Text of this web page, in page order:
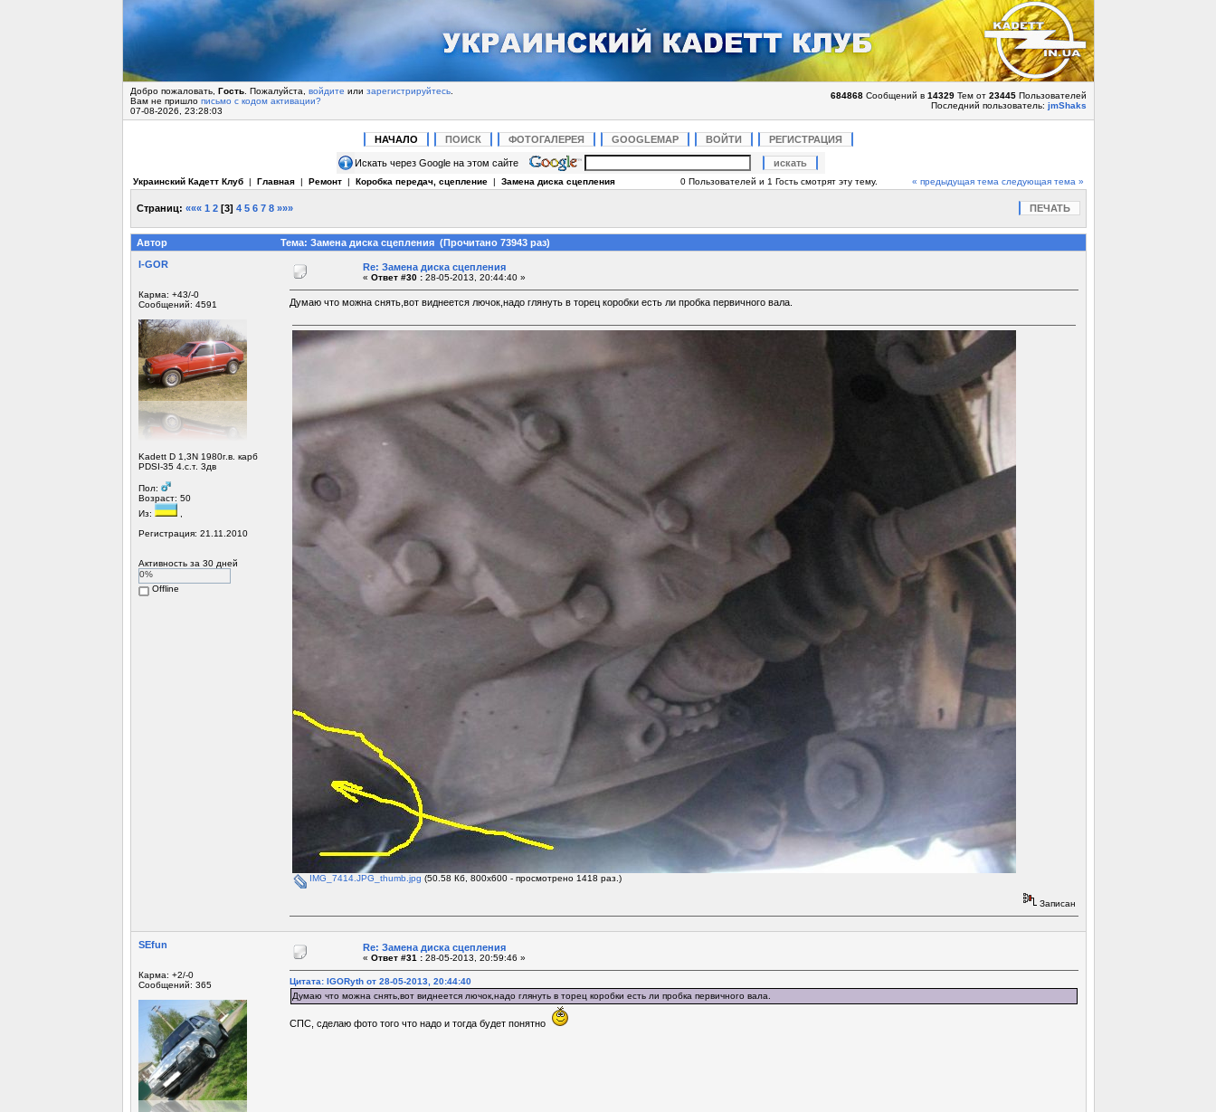
Добро пожаловать, Гость. Пожалуйста, войдите или зарегистрируйтесь.
Вам не пришло письмо с кодом активации?
07-08-2026, 23:28:03
684868Сообщений в 14329Тем от 23445Пользователей
Последний пользователь: jmShaks
НАЧАЛО ПОИСК ФОТОГАЛЕРЕЯ GOOGLEMAP ВОЙТИ РЕГИСТРАЦИЯ
Искать через Google на этом сайте
Украинский Кадетт Клуб| Главная| Ремонт| Коробка передач, сцепление| Замена диска сцепления 0 Пользователей и 1 Гость смотрят эту тему. « предыдущая тема следующая тема »
Страниц: ««« 1 2[3] 4 5 6 7 8 »»» ПЕЧАТЬ
Автор
Тема: Замена диска сцепления (Прочитано 73943 раз)
I-GOR
Карма: +43/-0
Сообщений: 4591
Kadett D 1,3N 1980г.в. карб
PDSI-35 4.с.т. 3дв
Пол:
Возраст: 50
Из:
,
Регистрация: 21.11.2010
Активность за 30 дней
0%
Offline
Re: Замена диска сцепления
« Ответ #30 :28-05-2013, 20:44:40 »
Думаю что можна снять,вот виднеется лючок,надо глянуть в торец коробки есть ли пробка первичного вала.
IMG_7414.JPG_thumb.jpg (50.58 Кб, 800x600 - просмотрено 1418 раз.)
Записан
SEfun
Карма: +2/-0
Сообщений: 365
Re: Замена диска сцепления
« Ответ #31 :28-05-2013, 20:59:46 »
Цитата: IGORyth от 28-05-2013, 20:44:40
Думаю что можна снять,вот виднеется лючок,надо глянуть в торец коробки есть ли пробка первичного вала.
СПС, сделаю фото того что надо и тогда будет понятно